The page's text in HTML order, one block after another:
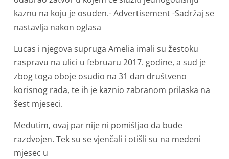
kaznu na koju je osuđen.- Advertisement -Sadržaj se
nastavlja nakon oglasa
Lucas i njegova supruga Amelia imali su žestoku
raspravu na ulici u februaru 2017. godine, a sud je
zbog toga oboje osudio na 31 dan društveno
korisnog rada, te ih je kaznio zabranom prilaska na
šest mjeseci.
Međutim, ovaj par nije ni pomišljao da bude
razdvojen. Tek su se vjenčali i otišli su na medeni
mjesec u